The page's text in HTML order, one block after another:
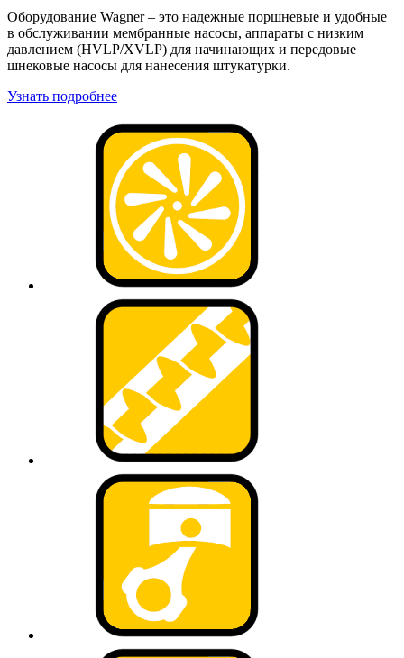
Оборудование Wagner – это надежные поршневые и удобные
в обслуживании мембранные насосы, аппараты с низким
давлением (HVLP/XVLP) для начинающих и передовые
шнековые насосы для нанесения штукатурки.
Узнать подробнее